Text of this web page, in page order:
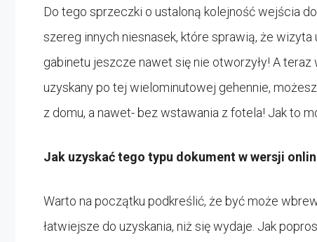
Do tego sprzeczki o ustaloną kolejność wejścia
szereg innych niesnasek, które sprawią, że
gabinetu jeszcze nawet się nie otworzyły! A
uzyskany po tej wielominutowej gehennie,
z domu, a nawet- bez wstawania z fotela! Jak to
Jak uzyskać tego typu dokument w wersji
Warto na początku podkreślić, że być może
łatwiejsze do uzyskania, niż się wydaje. Jak